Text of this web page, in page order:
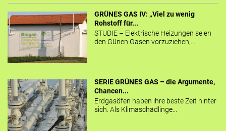
GRÜNES GAS IV: „Viel zu wenig
Rohstoff für...
STUDIE – Elektrische Heizungen seien
den Günen Gasen vorzuziehen,...
SERIE GRÜNES GAS – die Argumente,
Chancen...
Erdgasöfen haben ihre beste Zeit hinter
sich. Als Klimaschädlinge...